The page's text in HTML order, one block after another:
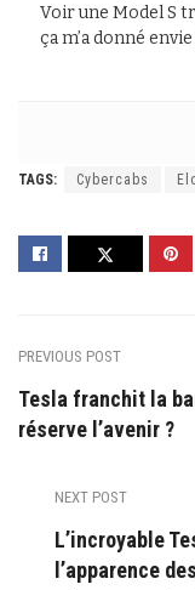
Voir une Model S
ça m’a donné
TAGS: Cybercabs
PREVIOUS POST
Tesla franchit la
réserve l’avenir ?
NEXT POST
L’incroyable
l’apparence